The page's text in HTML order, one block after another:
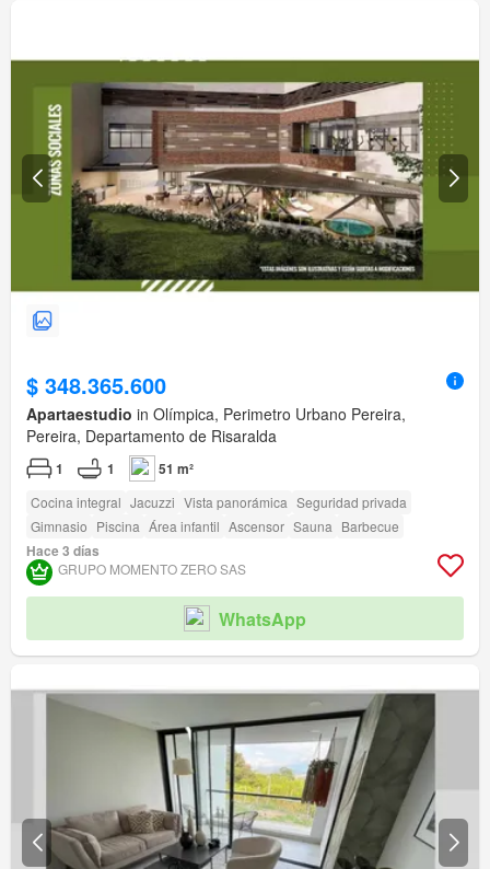
$ 348.365.600
Apartaestudio in Olímpica, Perimetro Urbano Pereira,
Pereira, Departamento de Risaralda
1 1 51 m²
Cocina integral Jacuzzi Vista panorámica Seguridad privada
Gimnasio Piscina Área infantil Ascensor Sauna Barbecue
Hace 3 días
GRUPO MOMENTO ZERO SAS
WhatsApp